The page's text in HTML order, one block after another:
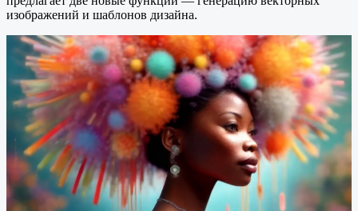
изображений и шаблонов дизайна.